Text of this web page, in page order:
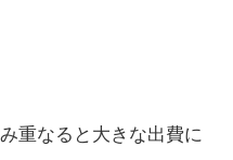
重なると大きな出費に